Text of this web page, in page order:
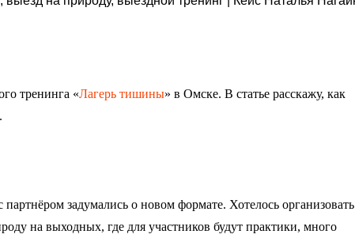
тренинга «Лагерь тишины» в Омске. В статье расскажу, как
задумались о новом формате. Хотелось организовать
на выходных, где для участников будут практики, много